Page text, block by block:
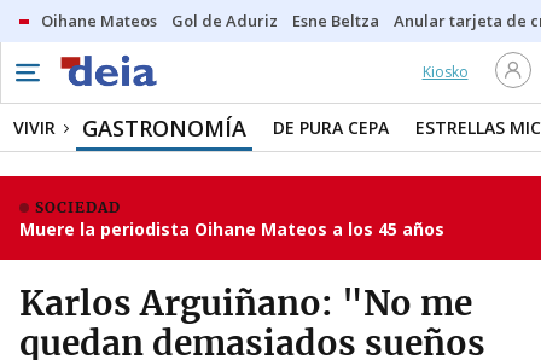
Oihane Mateos Gol de Aduriz Esne Beltza Anular tarjeta de
Kiosko
VIVIR GASTRONOMÍA DE PURA CEPA ESTRELLAS
SOCIEDAD
Muere la periodista Oihane Mateos a los 45 años
Karlos Arguiñano: "No me
quedan demasiados sueños